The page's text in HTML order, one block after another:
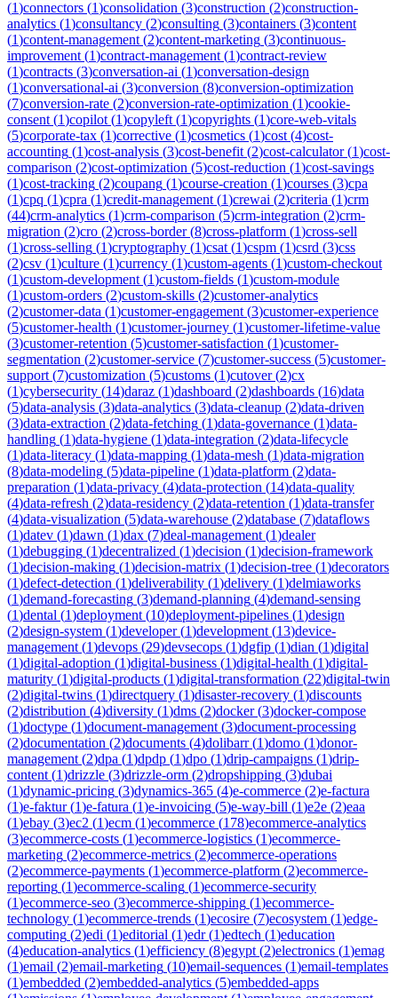
(1)connectors (1)consolidation (3)construction (2)construction-
analytics (1)consultancy (2)consulting (3)containers (3)content
(1)content-management (2)content-marketing (3)continuous-
improvement (1)contract-management (1)contract-review
(1)contracts (3)conversation-ai (1)conversation-design
(1)conversational-ai (3)conversion (8)conversion-optimization
(7)conversion-rate (2)conversion-rate-optimization (1)cookie-
consent (1)copilot (1)copyleft (1)copyrights (1)core-web-vitals
(5)corporate-tax (1)corrective (1)cosmetics (1)cost (4)cost-
accounting (1)cost-analysis (3)cost-benefit (2)cost-calculator(1)cost-
comparison (2)cost-optimization (5)cost-reduction (1)cost-savings
(1)cost-tracking (2)coupang (1)course-creation (1)courses (3)cpa
(1)cpq (1)cpra (1)credit-management (1)crewai (2)criteria (1)crm
(44)crm-analytics (1)crm-comparison (5)crm-integration (2)crm-
migration (2)cro (2)cross-border(8)cross-platform (1)cross-sell
(1)cross-selling (1)cryptography (1)csat (1)cspm (1)csrd (3)css
(2)csv (1)culture (1)currency (1)custom-agents (1)custom-checkout
(1)custom-development (1)custom-fields (1)custom-module
(1)custom-orders (2)custom-skills (2)customer-analytics
(2)customer-data (1)customer-engagement (3)customer-experience
(5)customer-health (1)customer-journey (1)customer-lifetime-value
(3)customer-retention (5)customer-satisfaction (1)customer-
segmentation (2)customer-service (7)customer-success (5)customer-
support (7)customization (5)customs (1)cutover(2)cx
(1)cybersecurity (14)daraz (1)dashboard (2)dashboards (16)data
(5)data-analysis (3)data-analytics (3)data-cleanup (2)data-driven
(3)data-extraction (2)data-fetching (1)data-governance (1)data-
handling (1)data-hygiene (1)data-integration (2)data-lifecycle
(1)data-literacy (1)data-mapping (1)data-mesh (1)data-migration
(8)data-modeling (5)data-pipeline (1)data-platform (2)data-
preparation (1)data-privacy (4)data-protection (14)data-quality
(4)data-refresh (2)data-residency (2)data-retention (1)data-transfer
(4)data-visualization (5)data-warehouse (2)database (7)dataflows
(1)datev (1)dawn (1)dax (7)deal-management (1)dealer
(1)debugging (1)decentralized (1)decision (1)decision-framework
(1)decision-making (1)decision-matrix (1)decision-tree (1)decorators
(1)defect-detection (1)deliverability (1)delivery (1)delmiaworks
(1)demand-forecasting (3)demand-planning (4)demand-sensing
(1)dental (1)deployment (10)deployment-pipelines (1)design
(2)design-system (1)developer(1)development (13)device-
management (1)devops (29)devsecops (1)dgfip (1)dian (1)digital
(1)digital-adoption (1)digital-business (1)digital-health (1)digital-
maturity (1)digital-products (1)digital-transformation (22)digital-twin
(2)digital-twins (1)directquery (1)disaster-recovery (1)discounts
(2)distribution (4)diversity (1)dms (2)docker(3)docker-compose
(1)doctype (1)document-management (3)document-processing
(2)documentation (2)documents (4)dolibarr(1)domo (1)donor-
management (2)dpa (1)dpdp (1)dpo (1)drip-campaigns (1)drip-
content (1)drizzle (3)drizzle-orm (2)dropshipping (3)dubai
(1)dynamic-pricing (3)dynamics-365 (4)e-commerce (2)e-factura
(1)e-faktur(1)e-fatura (1)e-invoicing (5)e-way-bill (1)e2e (2)eaa
(1)ebay (3)ec2 (1)ecm (1)ecommerce (178)ecommerce-analytics
(3)ecommerce-costs (1)ecommerce-logistics (1)ecommerce-
marketing (2)ecommerce-metrics (2)ecommerce-operations
(2)ecommerce-payments (1)ecommerce-platform (2)ecommerce-
reporting (1)ecommerce-scaling (1)ecommerce-security
(1)ecommerce-seo (3)ecommerce-shipping (1)ecommerce-
technology (1)ecommerce-trends (1)ecosire (7)ecosystem (1)edge-
computing (2)edi (1)editorial (1)edr(1)edtech (1)education
(4)education-analytics (1)efficiency (8)egypt (2)electronics (1)emag
(1)email (2)email-marketing (10)email-sequences (1)email-templates
(1)embedded (2)embedded-analytics (5)embedded-apps